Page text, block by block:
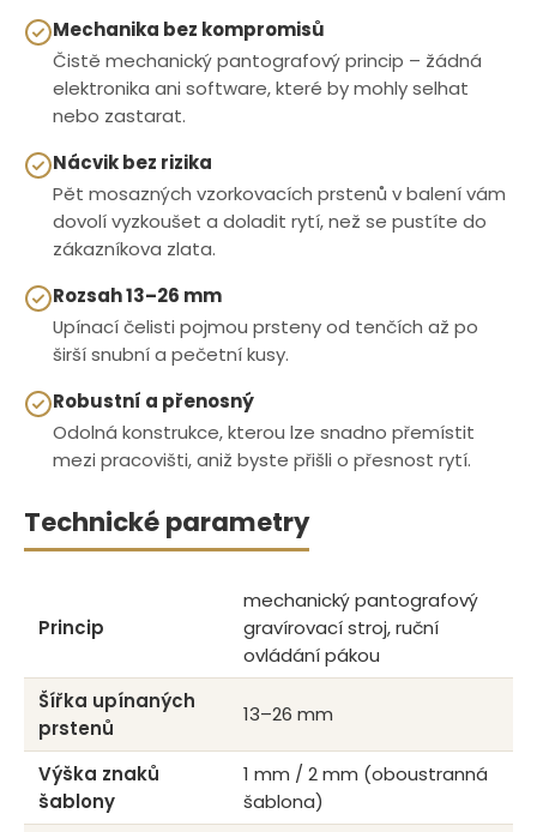
Mechanika bez kompromisů
Čistě mechanický pantografový princip – žádná
elektronika ani software, které by mohly selhat
nebo zastarat.
Nácvik bez rizika
Pět mosazných vzorkovacích prstenů v balení vám
dovolí vyzkoušet a doladit rytí, než se pustíte do
zákazníkova zlata.
Rozsah 13–26 mm
Upínací čelisti pojmou prsteny od tenčích až po
širší snubní a pečetní kusy.
Robustní a přenosný
Odolná konstrukce, kterou lze snadno přemístit
mezi pracovišti, aniž byste přišli o přesnost rytí.
Technické parametry
Princip
mechanický pantografový
gravírovací stroj, ruční
ovládání pákou
Šířka upínaných
prstenů
13–26 mm
Výška znaků
šablony
1 mm / 2 mm (oboustranná
šablona)